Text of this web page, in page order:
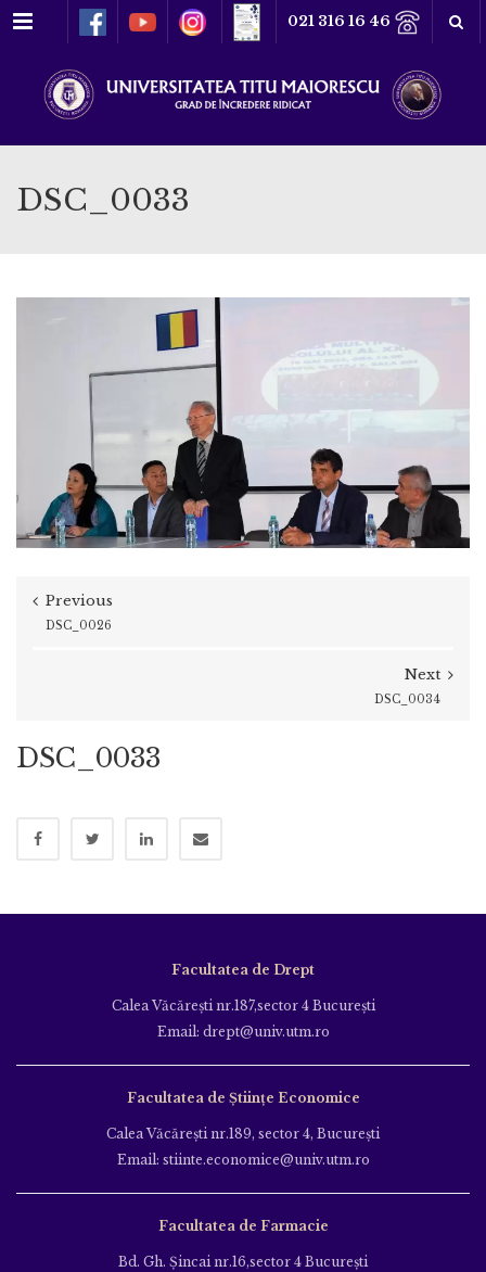
Meniu 021 316 16 46
DSC_0033
Previous
DSC_0026
Next
DSC_0034
DSC_0033
Facultatea de Drept
Calea Văcăreşti nr.187,sector 4 Bucureşti
Email: drept@univ.utm.ro
Facultatea de Științe Economice
Calea Văcăreşti nr.189, sector 4, Bucureşti
Email: stiinte.economice@univ.utm.ro
Facultatea de Farmacie
Bd. Gh. Şincai nr.16,sector 4 Bucureşti